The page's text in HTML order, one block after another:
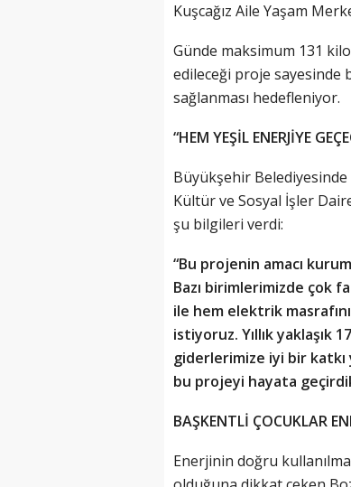
Kuşcağız Aile Yaşam
Günde maksimum 131
edileceği proje sayesinde
sağlanması hedefleniyor.
“HEM YEŞİL ENERJİYE
Büyükşehir
Kültür ve Sosyal İşler
şu bilgileri verdi:
“Bu projenin amacı
Bazı birimlerimizde çok
ile hem elektrik
istiyoruz. Yıllık yaklaşık
giderlerimize iyi bir katkı
bu projeyi hayata
BAŞKENTLİ ÇOCUKLAR
Enerjinin doğru